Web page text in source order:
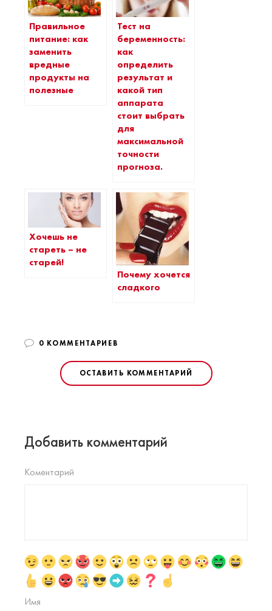
Правильное
питание: как
заменить
вредные
продукты на
полезные
Тест на
беременность:
как
определить
результат и
какой тип
аппарата
стоит выбрать
для
максимальной
точности
прогноза.
Хочешь не
стареть – не
старей!
Почему хочется
сладкого
0 КОММЕНТАРИЕВ
ОСТАВИТЬ КОММЕНТАРИЙ
Добавить комментарий
Коментарий
Имя